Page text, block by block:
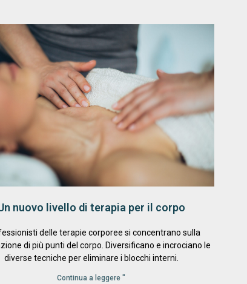
nuovo livello di terapia per il corpo
delle terapie corporee si concentrano sulla
di più punti del corpo. Diversificano e incrociano le
diverse tecniche per eliminare i blocchi interni.
Continua a leggere "